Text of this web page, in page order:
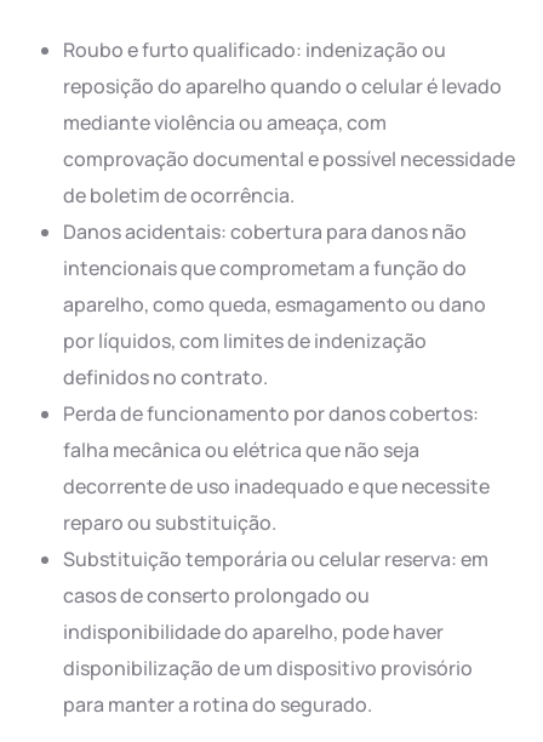
Roubo e furto qualificado: indenização ou
reposição do aparelho quando o celular é levado
mediante violência ou ameaça, com
comprovação documental e possível necessidade
de boletim de ocorrência.
Danos acidentais: cobertura para danos não
intencionais que comprometam a função do
aparelho, como queda, esmagamento ou dano
por líquidos, com limites de indenização
definidos no contrato.
Perda de funcionamento por danos cobertos:
falha mecânica ou elétrica que não seja
decorrente de uso inadequado e que necessite
reparo ou substituição.
Substituição temporária ou celular reserva: em
casos de conserto prolongado ou
indisponibilidade do aparelho, pode haver
disponibilização de um dispositivo provisório
para manter a rotina do segurado.